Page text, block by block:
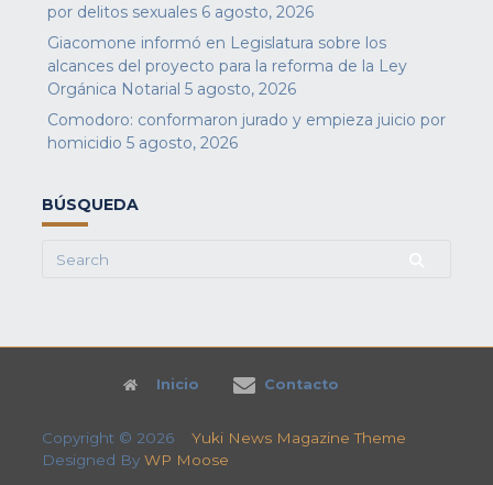
por delitos sexuales 6 agosto, 2026
Giacomone informó en Legislatura sobre los
alcances del proyecto para la reforma de la Ley
Orgánica Notarial 5 agosto, 2026
Comodoro: conformaron jurado y empieza juicio por
homicidio 5 agosto, 2026
BÚSQUEDA
Search
Inicio Contacto
Copyright © 2026 Yuki News Magazine Theme
Designed By WP Moose